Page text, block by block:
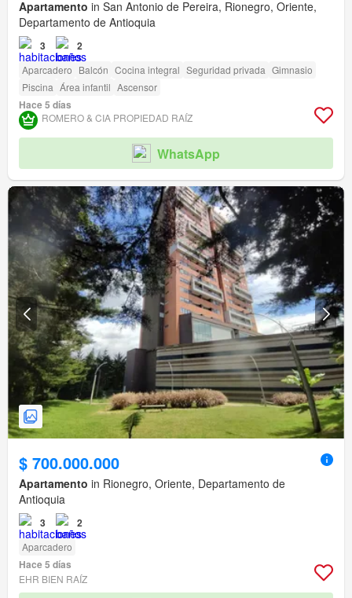
Apartamento in San Antonio de Pereira, Rionegro, Oriente,
Departamento de Antioquia
3 2
Aparcadero Balcón Cocina integral Seguridad privada Gimnasio
Piscina Área infantil Ascensor
Hace 5 días
ROMERO & CIA PROPIEDAD RAÍ­Z
WhatsApp
$ 700.000.000
Apartamento in Rionegro, Oriente, Departamento de
Antioquia
3 2
Aparcadero
Hace 5 días
EHR BIEN RAÍZ